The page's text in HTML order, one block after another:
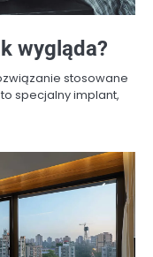
wygląda?
stosowane
specjalny implant,